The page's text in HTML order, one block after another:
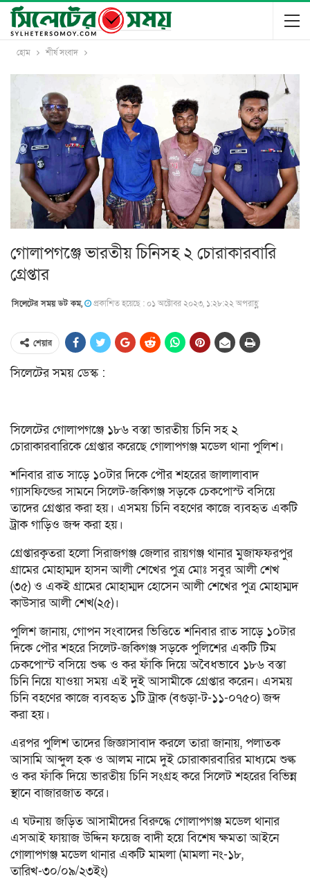
হোম শীর্ষ সংবাদ
গোলাপগঞ্জে ভারতীয় চিনিসহ ২ চোরাকারবারি
গ্রেপ্তার
সিলেটের সময় ডট কম, প্রকাশিত হয়েছে : ০১ অক্টোবর ২০২৩, ১:২৮:২২ অপরাহ্ণ
শেয়ার
সিলেটের সময় ডেস্ক :
সিলেটের গোলাপগঞ্জে ১৮৬ বস্তা ভারতীয় চিনি সহ ২
চোরাকারবারিকে গ্রেপ্তার করেছে গোলাপগঞ্জ মডেল থানা পুলিশ।
শনিবার রাত সাড়ে ১০টার দিকে পৌর শহরের জালালাবাদ
গ্যাসফিল্ডের সামনে সিলেট-জকিগঞ্জ সড়কে চেকপোস্ট বসিয়ে
তাদের গ্রেপ্তার করা হয়। এসময় চিনি বহণের কাজে ব্যবহৃত একটি
ট্রাক গাড়িও জব্দ করা হয়।
গ্রেপ্তারকৃতরা হলো সিরাজগঞ্জ জেলার রায়গঞ্জ থানার মুজাফফরপুর
গ্রামের মোহাম্মদ হাসন আলী শেখের পুত্র মোঃ সবুর আলী শেখ
(৩৫) ও একই গ্রামের মোহাম্মদ হোসেন আলী শেখের পুত্র মোহাম্মদ
কাউসার আলী শেখ(২৫)।
পুলিশ জানায়, গোপন সংবাদের ভিত্তিতে শনিবার রাত সাড়ে ১০টার
দিকে পৌর শহরে সিলেট-জকিগঞ্জ সড়কে পুলিশের একটি টিম
চেকপোস্ট বসিয়ে শুল্ক ও কর ফাঁকি দিয়ে অবৈধভাবে ১৮৬ বস্তা
চিনি নিয়ে যাওয়া সময় এই দুই আসামীকে গ্রেপ্তার করেন। এসময়
চিনি বহণের কাজে ব্যবহৃত ১টি ট্রাক (বগুড়া-ট-১১-০৭৫০) জব্দ
করা হয়।
এরপর পুলিশ তাদের জিজ্ঞাসাবাদ করলে তারা জানায়, পলাতক
আসামি আব্দুল হক ও আলম নামে দুই চোরাকারবারির মাধ্যমে শুল্ক
ও কর ফাঁকি দিয়ে ভারতীয় চিনি সংগ্রহ করে সিলেট শহরের বিভিন্ন
স্থানে বাজারজাত করে।
এ ঘটনায় জড়িত আসামীদের বিরুদ্ধে গোলাপগঞ্জ মডেল থানার
এসআই ফায়াজ উদ্দিন ফয়েজ বাদী হয়ে বিশেষ ক্ষমতা আইনে
গোলাপগঞ্জ মডেল থানার একটি মামলা (মামলা নং-১৮,
তারিখ-৩০/০৯/২৩ইং)